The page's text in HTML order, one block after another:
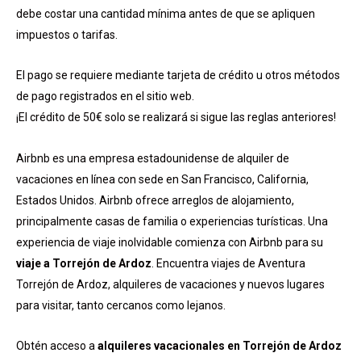
debe costar una cantidad mínima antes de que se apliquen
impuestos o tarifas.
El pago se requiere mediante tarjeta de crédito u otros métodos
de pago registrados en el sitio web.
¡El crédito de 50€ solo se realizará si sigue las reglas anteriores!
Airbnb es una empresa estadounidense de alquiler de
vacaciones en línea con sede en San Francisco, California,
Estados Unidos. Airbnb ofrece arreglos de alojamiento,
principalmente casas de familia o experiencias turísticas. Una
experiencia de viaje inolvidable comienza con Airbnb para su
viaje a Torrejón de Ardoz . Encuentra viajes de Aventura
Torrejón de Ardoz, alquileres de vacaciones y nuevos lugares
para visitar, tanto cercanos como lejanos.
Obtén acceso a alquileres vacacionales en Torrejón de Ardoz